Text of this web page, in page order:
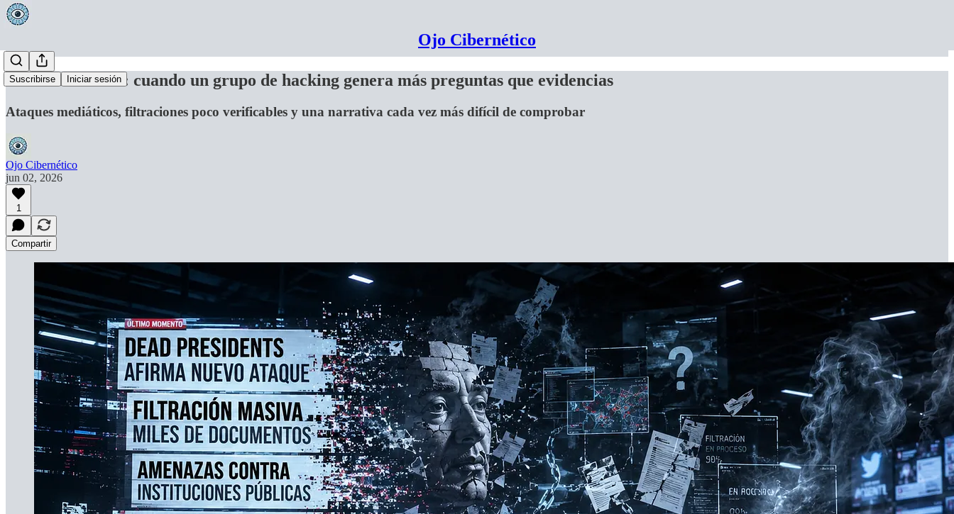
Ojo Cibernético
Suscribirse Iniciar sesión
Dead Presidents: cuando un grupo de hacking genera más preguntas que evidencias
Ataques mediáticos, filtraciones poco verificables y una narrativa cada vez más difícil de comprobar
Ojo Cibernético
jun 02, 2026
1
Compartir